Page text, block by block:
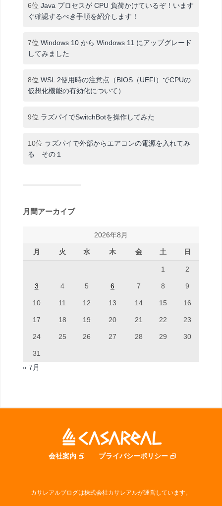
6位 Java プロセスが CPU 負荷かけているぞ！います
ぐ確認するべき手順を紹介します！
7位 Windows 10 から Windows 11 にアップグレード
してみました
8位 WSL 2使用時の注意点（BIOS（UEFI）でCPUの
仮想化機能の有効化について）
9位 ラズパイでSwitchBotを操作してみた
10位 ラズパイで外部からエアコンの電源を入れてみ
る その１
月間アーカイブ
2026年8月
月 火 水 木 金 土 日
1 2
3 4 5 6 7 8 9
10 11 12 13 14 15 16
17 18 19 20 21 22 23
24 25 26 27 28 29 30
31
« 7月
会社案内 プライバシーポリシー
カサレアルブログは株式会社カサレアルが運営しています。